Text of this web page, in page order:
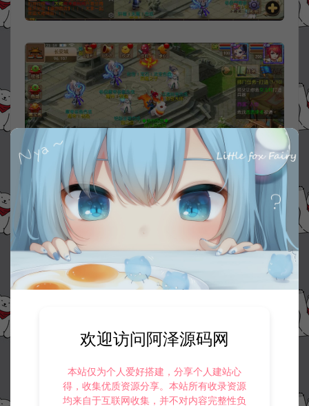
欢迎访问阿泽源码网
本站仅为个人爱好搭建，分享个人建站心
得，收集优质资源分享。本站所有收录资源
均来自于互联网收集，并不对内容完整性负